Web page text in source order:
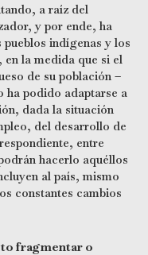
a raíz del
y por ende, ha
indígenas y los
en la medida que si el
de su población –
ha podido adaptarse a
dada la situación
del desarrollo de
entre
hacerlo aquéllos
al país, mismo
constantes cambios
fragmentar o